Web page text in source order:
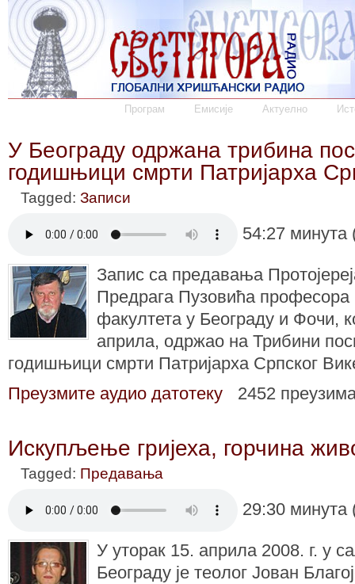
Програм Емисије Актуелно
У Београду одржана трибина
годишњици смрти Патријарха
Tagged: Записи
54:27
Запис са предавања
Предрага Пузовића професора
факултета у Београду и Фочи,
априла, одржао на Трибини
годишњици смрти Патријарха Српског
Преузмите аудио датотеку
2452
Искупљење гријеха, горчина
Tagged: Предавања
29:30
У уторак 15. априла 2008. г. у
Београду је теолог Јован